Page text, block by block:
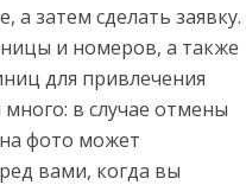
а затем сделать заявку.
и номеров, а также
для привлечения
в случае отмены
фото может
вами, когда вы